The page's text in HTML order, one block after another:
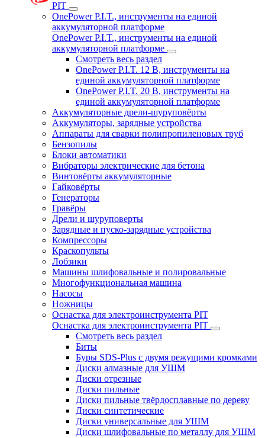
PIT
OnePower P.I.T., инструменты на единой
аккумуляторной платформе
OnePower P.I.T., инструменты на единой
аккумуляторной платформе
Смотреть весь раздел
OnePower P.I.T. 12 В, инструменты на
единой аккумуляторной платформе
OnePower P.I.T. 20 В, инструменты на
единой аккумуляторной платформе
Аккумуляторные дрели-шуруповёрты
Аккумуляторы, зарядные устройства
Аппараты для сварки полипропиленовых труб
Бензопилы
Блоки автоматики
Вибраторы электрические для бетона
Винтовёрты аккумуляторные
Гайковёрты
Генераторы
Гравёры
Дрели и шуруповерты
Зарядные и пуско-зарядные устройства
Компрессоры
Краскопульты
Лобзики
Машины шлифовальные и полировальные
Многофункциональная машина
Насосы
Ножницы
Оснастка для электроинструмента PIT
Оснастка для электроинструмента PIT
Смотреть весь раздел
Биты
Буры SDS-Plus c двумя режущими кромками
Диски алмазные для УШМ
Диски отрезные
Диски пильные
Диски пильные твёрдосплавные по дереву
Диски синтетические
Диски универсальные для УШМ
Диски шлифовальные по металлу для УШМ